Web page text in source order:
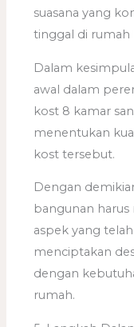
suasana yang
tinggal di rumah
Dalam
awal dalam
kost 8 kamar
menentukan
kost tersebut.
Dengan
bangunan
aspek yang
menciptakan
dengan
rumah.